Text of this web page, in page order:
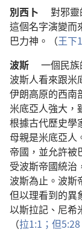
別西卜
對邪靈
這個名字演變而
巴力神 。（王下
波斯
一個民族
波斯人看來跟米
伊朗高原的西南
米底亞人強大 ，
根據古代歷史學
母親是米底亞人
帝國 ， 並允許被
受波斯帝國統治
波斯為止 。 波斯
但以理看到的異
以斯拉記 、 尼希
（拉1:1； 但5:28